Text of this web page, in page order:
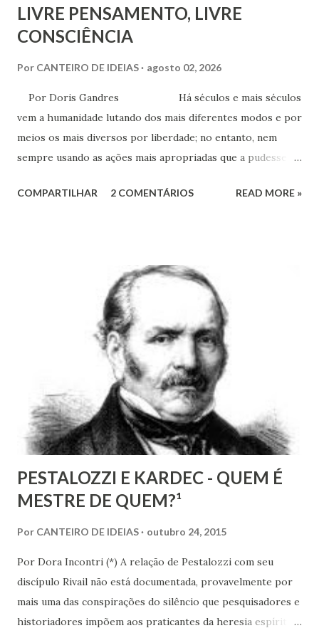
LIVRE PENSAMENTO, LIVRE
CONSCIÊNCIA
Por CANTEIRO DE IDEIAS agosto 02, 2026
Por Doris Gandres Há séculos e mais séculos
vem a humanidade lutando dos mais diferentes modos e por
meios os mais diversos por liberdade; no entanto, nem
sempre usando as ações mais apropriadas que a pudessem
aspecto material, terreno... Mesmo civilizações,
onde vige pressão, opressão, cerceamento, coação e
censura. E não podemos falar apenas do ponto de vista
geral, social, de cidadania, de direitos humanos etc, mas
também de segmentos religiosos e, nesse campo,
lamentavelmente, o meio/movimento espírita não está
excluído, o que me parece profundamente contraditório
quando se tem algum conhecim...
COMPARTILHAR 2 COMENTÁRIOS READ MORE »
PESTALOZZI E KARDEC - QUEM É
MESTRE DE QUEM?¹
Por CANTEIRO DE IDEIAS outubro 24, 2015
Por Dora Incontri (*) A relação de Pestalozzi com seu
discípulo Rivail não está documentada, provavelmente por
mais uma das conspirações do silêncio que pesquisadores e
historiadores impõem aos praticantes da heresia espírita